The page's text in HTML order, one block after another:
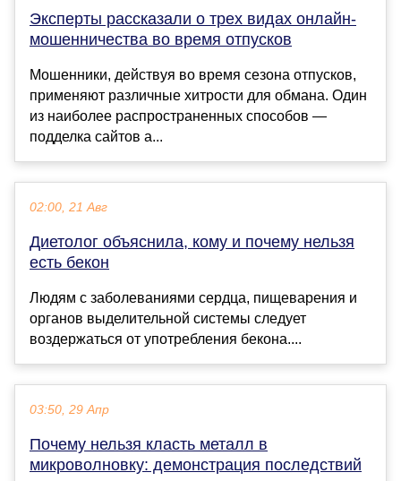
Эксперты рассказали о трех видах онлайн-
мошенничества во время отпусков
Мошенники, действуя во время сезона отпусков,
применяют различные хитрости для обмана. Один
из наиболее распространенных способов —
подделка сайтов а...
02:00, 21 Авг
Диетолог объяснила, кому и почему нельзя
есть бекон
Людям с заболеваниями сердца, пищеварения и
органов выделительной системы следует
воздержаться от употребления бекона....
03:50, 29 Апр
Почему нельзя класть металл в
микроволновку: демонстрация последствий